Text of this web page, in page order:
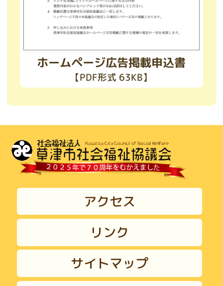
ホームページ広告掲載申込書
【PDF形式 63KB】
アクセス
リンク
サイトマップ